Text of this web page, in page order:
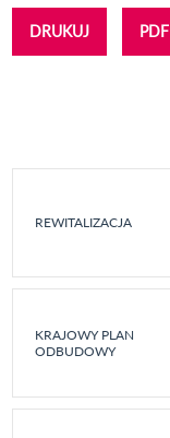
DRUKUJ PDF
REWITALIZACJA
KRAJOWY PLAN
ODBUDOWY